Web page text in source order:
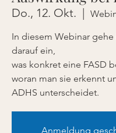
Do., 12. Okt.
  |
In diesem Webinar
darauf ein,
was konkret eine FASD
woran man sie erkennt
ADHS unterscheidet.
Anmeldung